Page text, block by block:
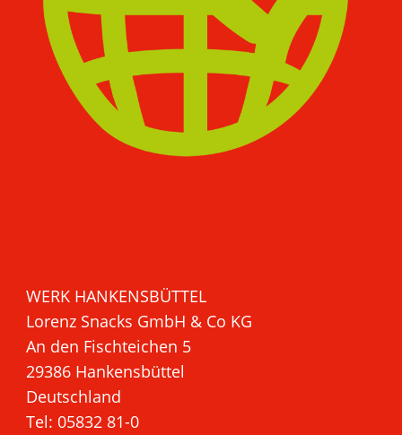
WERK HANKENSBÜTTEL
Lorenz Snacks GmbH & Co KG
An den Fischteichen 5
29386 Hankensbüttel
Deutschland
Tel: 05832 81-0